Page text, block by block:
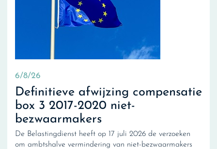
6/8/26
Definitieve afwijzing compensatie
box 3 2017-2020 niet-
bezwaarmakers
De Belastingdienst heeft op 17 juli 2026 de verzoeken
om ambtshalve vermindering van niet-bezwaarmakers